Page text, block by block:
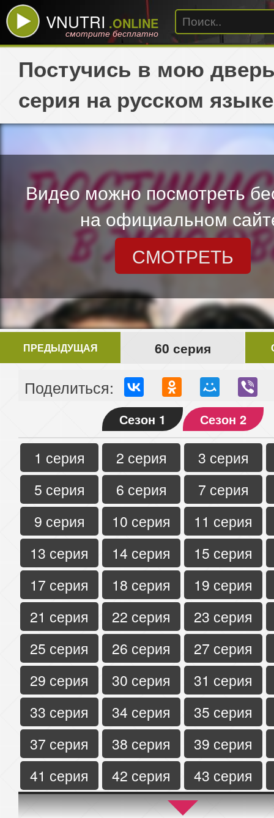
VNUTRI .ONLINE
смотрите бесплатно
Постучись в мою
серия на русском языке
Видео можно посмотреть
на официальном
СМОТРЕТЬ
ПРЕДЫДУЩАЯ 60 серия
Поделиться:
Сезон 1 Сезон 2
1 серия 2 серия
3 серия
5 серия
6 серия
7 серия
9 серия
10 серия
11 серия
13 серия
14 серия
15 серия
17 серия
18 серия
19 серия
21 серия
22 серия
23 серия
25 серия
26 серия
27 серия
29 серия
30 серия
31 серия
33 серия
34 серия
35 серия
37 серия
38 серия
39 серия
41 серия
42 серия
43 серия
45 серия
46 серия
47 серия